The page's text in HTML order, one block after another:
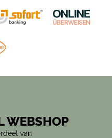
oeroude cliché. Maar
waar komt het verhaal
naar een mogelijke
veld. "Ik wil nooit meer op
om dat te voorkomen."
WEBSHOP
van